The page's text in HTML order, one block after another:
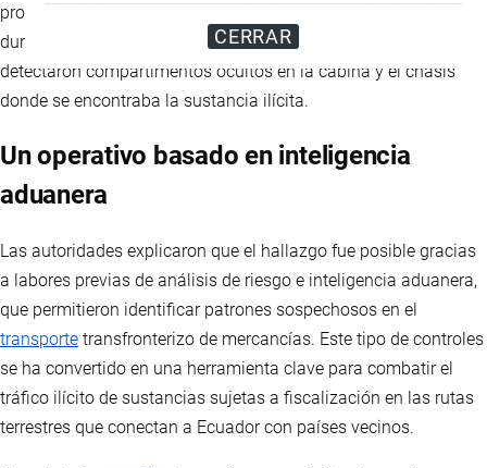
CERRAR
productos agrícolas, específicamente cebolla. Sin embargo,
durante la revisión exhaustiva de las unidades, los agentes
detectaron compartimentos ocultos en la cabina y el chasis
donde se encontraba la sustancia ilícita.
Un operativo basado en inteligencia
aduanera
Las autoridades explicaron que el hallazgo fue posible gracias
a labores previas de análisis de riesgo e inteligencia aduanera,
que permitieron identificar patrones sospechosos en el
transporte transfronterizo de mercancías. Este tipo de controles
se ha convertido en una herramienta clave para combatir el
tráfico ilícito de sustancias sujetas a fiscalización en las rutas
terrestres que conectan a Ecuador con países vecinos.